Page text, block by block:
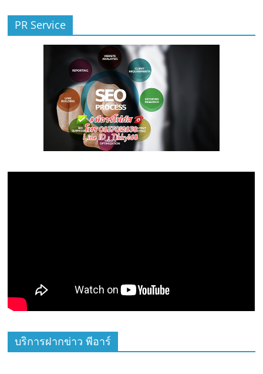
PR Service
บริการฝากข่าว พีอาร์